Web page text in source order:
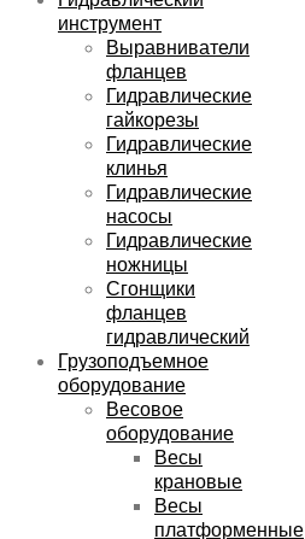
инструмент
Выравниватели
фланцев
Гидравлические
гайкорезы
Гидравлические
клинья
Гидравлические
насосы
Гидравлические
ножницы
Сгонщики
фланцев
гидравлический
Грузоподъемное
оборудование
Весовое
оборудование
Весы
крановые
Весы
платформенные